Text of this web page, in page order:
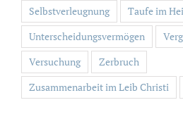
Selbstverleugnung
Taufe im
Unterscheidungsvermögen
Versuchung
Zerbruch
Zusammenarbeit im Leib Christi